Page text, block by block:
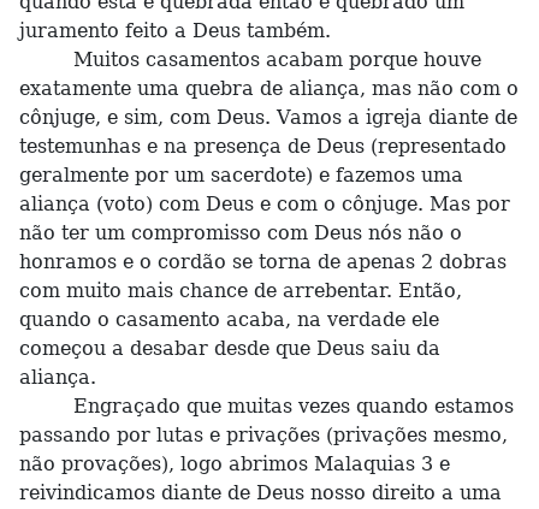
juramento feito a Deus também.
Muitos casamentos acabam porque houve
exatamente uma quebra de aliança, mas não com o
cônjuge, e sim, com Deus. Vamos a igreja diante de
testemunhas e na presença de Deus (representado
geralmente por um sacerdote) e fazemos uma
aliança (voto) com Deus e com o cônjuge. Mas por
não ter um compromisso com Deus nós não o
honramos e o cordão se torna de apenas 2 dobras
com muito mais chance de arrebentar. Então,
quando o casamento acaba, na verdade ele
começou a desabar desde que Deus saiu da
aliança.
Engraçado que muitas vezes quando estamos
passando por lutas e privações (privações mesmo,
não provações), logo abrimos Malaquias 3 e
reivindicamos diante de Deus nosso direito a uma